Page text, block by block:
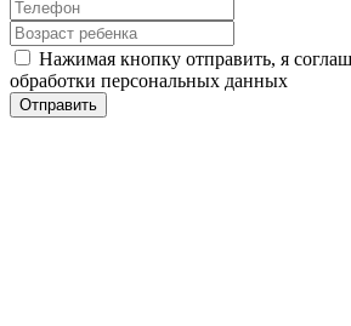
Нажимая кнопку отправить, я
обработки персональных данных